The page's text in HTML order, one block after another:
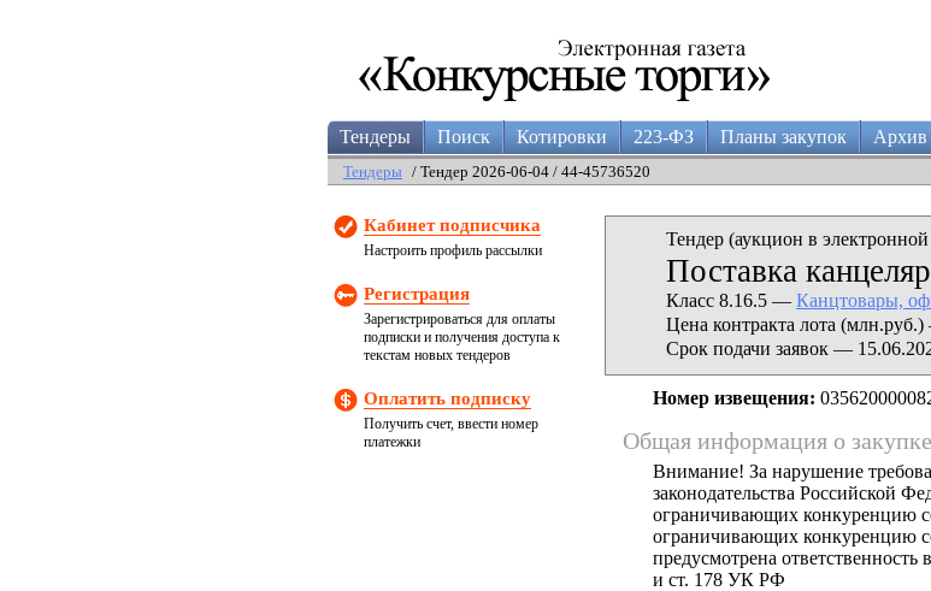
Тендеры Поиск Котировки 223-ФЗ Планы закупок Архив
Тендеры / Тендер 2026-06-04 / 44-45736520
Кабинет подписчика
Настроить профиль рассылки
Регистрация
Зарегистрироваться для оплаты
подписки и получения доступа к
текстам новых тендеров
Оплатить подписку
Получить счет, ввести номер
платежки
Тендер (аукцион в
Поставка
Класс 8.16.5 — Канцтовары,
Цена контракта лота
Срок подачи заявок —
Номер извещения:
Общая информация о закупке
Внимание! За нарушение
законодательства Российской
ограничивающих конкуренцию
ограничивающих конкуренцию
предусмотрена
и ст. 178 УК РФ